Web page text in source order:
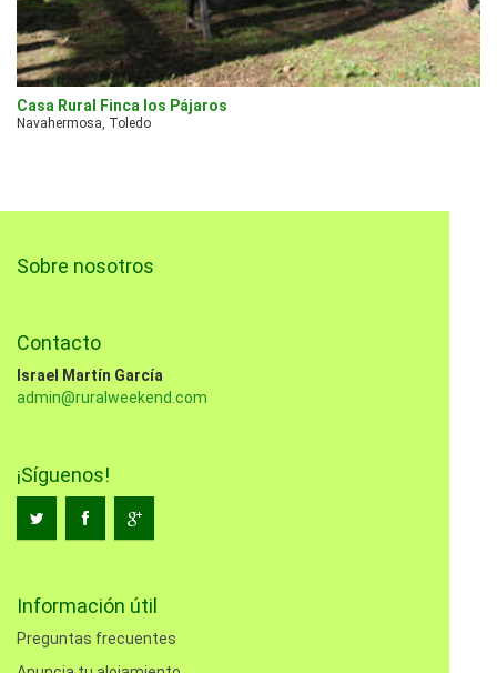
Casa Rural Finca los Pájaros
Navahermosa, Toledo
Sobre nosotros
Contacto
Israel Martín García
admin@ruralweekend.com
¡Síguenos!
Información útil
Preguntas frecuentes